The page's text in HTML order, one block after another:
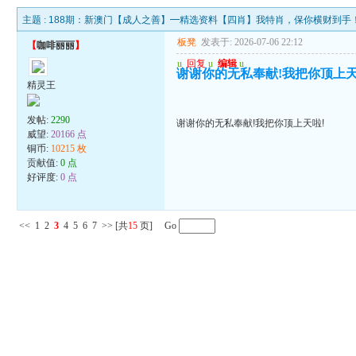
主题 : 188期：新澳门【成人之善】━精选资料【四肖】我特肖，保你横财到手
【咖啡丽丽】
精灵王
发帖:2290
威望:20166 点
铜币: 10215 枚
贡献值:0 点
好评度:0 点
板凳 发表于: 2026-07-06 22:12
u 回复 u 编辑 u
谢谢你的无私奉献!我把你顶上
谢谢你的无私奉献!我把你顶上天啦!
<< 1 2 3 4 5 6 7 >> [共15 页] Go